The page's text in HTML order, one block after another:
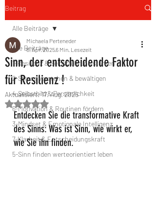
Beitrag
Alle Beiträge
1-Resilienz & Selbstführung stärken
2-Stress verstehen & bewältigen
4-Selbstbild & Persönlichkeit
6-Motivation & Routinen fördern
3-Mindset & Emotionale Intelligenz
7-Klarheit & Entscheidungskraft
5-Sinn finden werteorientiert leben
Alle Beiträge
Sinn, der entscheidende Faktor
für Resilienz !
Michaela Perteneder
6. Apr. 20256 Min. Lesezeit
Aktualisiert:17. Aug. 2025
Mit NaN von 5 Sternen bewertet.
Entdecken Sie die transformative Kraft
des Sinns: Was ist Sinn, wie wirkt er,
wie Sie ihn finden.